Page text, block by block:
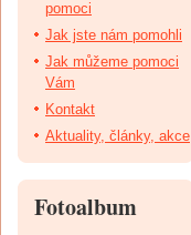
pomoci
Jak jste nám pomohli
Jak můžeme pomoci
Vám
Kontakt
Aktuality, články, akce
Fotoalbum